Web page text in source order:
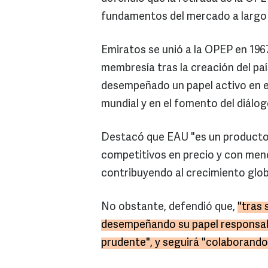
fundamentos del mercado a
Emiratos se unió a la OPEP en
membresía tras la creación del
desempeñado un papel activo en
mundial y en el fomento del
Destacó que EAU "es un
competitivos en precio y con
contribuyendo al crecimiento
No obstante, defendió que, "tras
desempeñando su papel
prudente", y seguirá